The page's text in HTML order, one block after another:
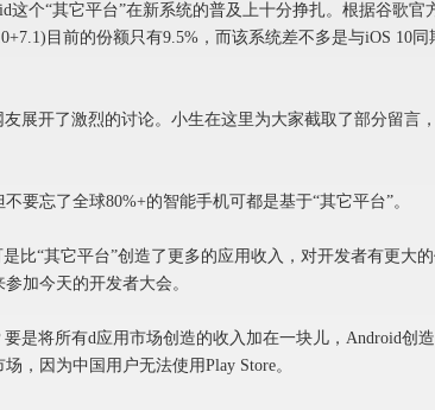
这个“其它平台”在新系统的普及上十分挣扎。根据谷歌官
目前的份额只有9.5%，而该系统差不多是与iOS 10同
展开了激烈的讨论。小生在这里为大家截取了部分留言
要忘了全球80%+的智能手机可都是基于“其它平台”。
比“其它平台”创造了更多的应用收入，对开发者有更大的
加今天的开发者大会。
要是将所有d应用市场创造的收入加在一块儿，Android创
，因为中国用户无法使用Play Store。